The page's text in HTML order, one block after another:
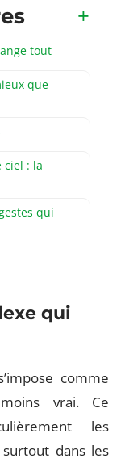
tout
que
ciel : la
qui
qui
comme
vrai. Ce
les
dans les